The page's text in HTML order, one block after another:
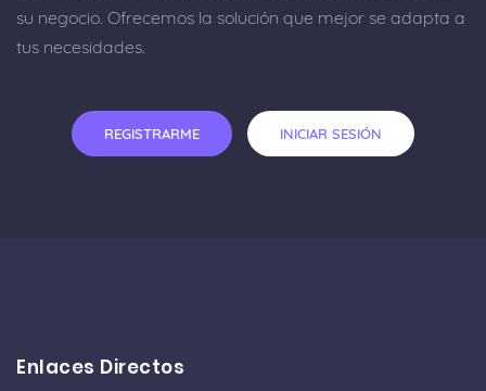
su negocio. Ofrecemos la solución que mejor se adapta a
tus necesidades.
REGISTRARME INICIAR SESIÓN
Enlaces Directos